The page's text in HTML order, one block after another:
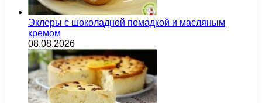
Эклеры с шоколадной помадкой и масляным
кремом
08.08.2026